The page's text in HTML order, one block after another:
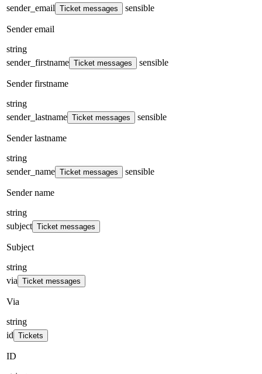
sender_email Ticket messages sensible
Sender email
string
sender_firstname Ticket messages sensible
Sender firstname
string
sender_lastname Ticket messages sensible
Sender lastname
string
sender_name Ticket messages sensible
Sender name
string
subject Ticket messages
Subject
string
via Ticket messages
Via
string
id Tickets
ID